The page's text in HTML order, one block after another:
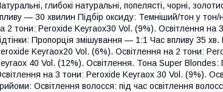
глибокі натуральні, попелясті, чорні,
— 30 хвилин Підбір оксиду: Темніший/тон у
2 тони: Peroxide Keyraox30 Vol. (9%). Освітлення на
Пропорція змішування — 1:1 Час впливу 35
Keyraox20 Vol. (6%). Освітлення на 2 тони:
40 Vol. (12%). Освітлення. Тона Super
на 3 тони: Peroxide Keyraox 30 Vol. (9%).
Освітлення волосся: під час освітлення